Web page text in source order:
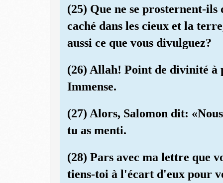
(25) Que ne se prosternent-
caché dans les cieux et la
aussi ce que vous divulguez?
(26) Allah! Point de divinité
Immense.
(27) Alors, Salomon dit:
tu as menti.
(28) Pars avec ma lettre que
tiens-toi à l'écart d'eux pour